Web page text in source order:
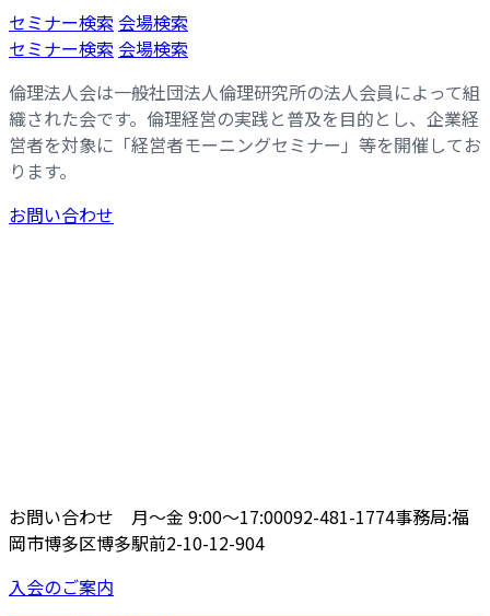
コ
ン
ン
ツ
へ
ス
キ
ッ
ナ
ビ
ー
シ
ョ
ン
に
移
セミナー検索 会場検索
セミナー検索 会場検索
倫理法人会は一般社団法人倫理研究所の法人会員によって組
織された会です。倫理経営の実践と普及を目的とし、企業経
営者を対象に「経営者モーニングセミナー」等を開催してお
ります。
お問い合わせ
お問い合わせ 月〜金 9:00〜17:00092-481-1774事務局:福
岡市博多区博多駅前2-10-12-904
入会のご案内